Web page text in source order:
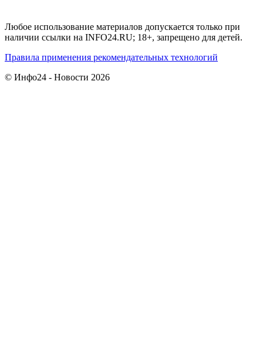
Любое использование материалов допускается только при
наличии ссылки на INFO24.RU; 18+, запрещено для детей.
Правила применения рекомендательных технологий
© Инфо24 - Новости 2026